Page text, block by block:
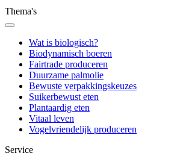
Thema's
Wat is biologisch?
Biodynamisch boeren
Fairtrade produceren
Duurzame palmolie
Bewuste verpakkingskeuzes
Suikerbewust eten
Plantaardig eten
Vitaal leven
Vogelvriendelijk produceren
Service